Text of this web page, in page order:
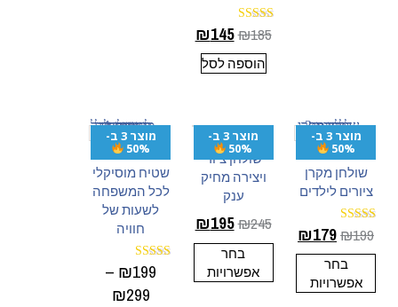
דורג
5.00
מתוך 5
₪185
₪145
הוספה לסל
מוצר 3 ב-
50%
שולחן מקרן
ציורים לילדים
דורג
4.94
מתוך 5
₪199
₪179
בחר
אפשרויות
מוצר 3 ב-
50%
שולחן ציור
ויצירה מחיק
ענק
₪245
₪195
בחר
אפשרויות
מוצר 3 ב-
50%
שטיח מוסיקלי
לכל המשפחה
לשעות של
חוויה
דורג
5.00
מתוך 5
₪199
–
₪299